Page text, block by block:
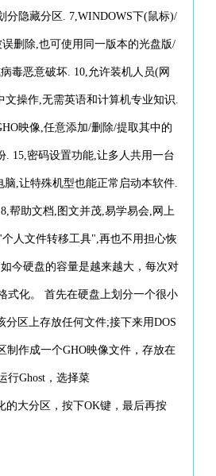
分隐藏分区. 7,WINDOWS下(鼠标)/
删除,也可使用同一版本的光盘版/
毒恶意破坏. 10,允许装机人员(网
操作,无需英语和计算机专业知识.
映像,任意添加/删除/提取其中的
. 15,密码设置功能,让多人共用一台
,让特殊机型也能正常启动本软件.
帮助文档,图文并茂,易学易会,网上
人文件转移工具",再也不用担心恢
今硬盘的容量是越来越大，每次对
式化。 首先在硬盘上划分一个很小
分区上存放任何文件;接下来用DOS
制作成一个GHO映像文件，存放在
行Ghost，选择菜
的大分区，按下OK键，最后再按